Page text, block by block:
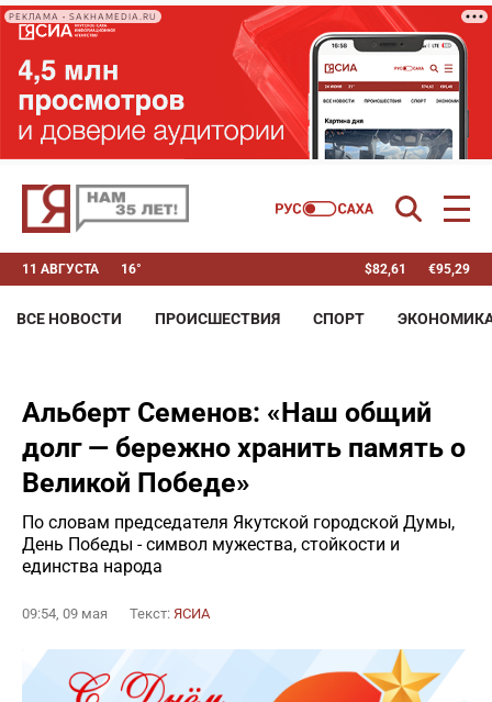
РЕКЛАМА • SAKHAMEDIA.RU
11 АВГУСТА 16° $82,61 €95,29
ВСЕ НОВОСТИ ПРОИСШЕСТВИЯ СПОРТ
Альберт Семенов: «Наш общий
долг — бережно хранить память о
Великой Победе»
По словам председателя Якутской городской Думы,
День Победы - символ мужества, стойкости и
единства народа
09:54, 09 мая Текст: ЯСИА